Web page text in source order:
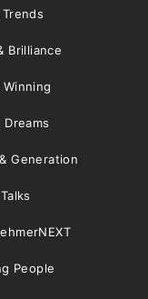
Brilliance
Winning
Dreams
Generation
People